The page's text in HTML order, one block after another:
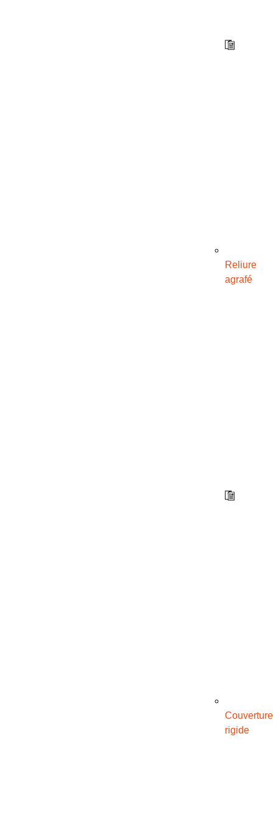
Reliure
agrafé
Couverture
rigide